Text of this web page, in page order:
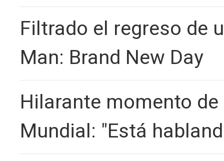
Filtrado el regreso de
Man: Brand New Day
Hilarante momento
Mundial: "Está